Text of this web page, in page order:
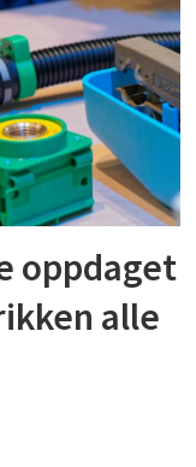
oppdaget
alle